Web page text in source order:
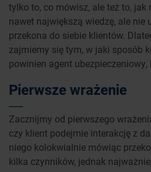
tylko to, co mówisz, ale też to, jak
nawet największą wiedzę, ale nie
przekona do siebie klientów.
zajmiemy się tym, w jaki sposób
powinien agent
Pierwsze wrażenie
Zacznijmy od pierwszego
czy klient podejmie interakcję z
niego kolokwialnie mówiąc
kilka czynników, jednak